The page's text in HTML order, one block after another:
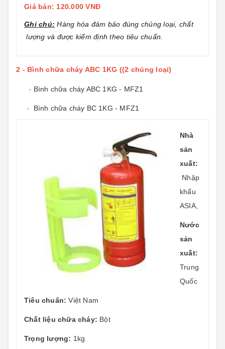
Giá bán: 120.000 VNĐ
Ghi chú: Hàng hóa đảm bảo đúng chủng loại, chất
lượng và được kiểm định theo tiêu chuẩn.
2 - Bình chữa cháy ABC 1KG ((2 chủng loại)
- Bình chữa cháy ABC 1KG - MFZ1
- Bình chữa cháy BC 1KG - MFZ1
Nhà
sản
xuất:
Nhập
khẩu
ASIA,
Nước
sản
xuất:
Trung
Quốc
Tiêu chuẩn: Việt Nam
Chất liệu chữa cháy: Bột
Trọng lượng: 1kg